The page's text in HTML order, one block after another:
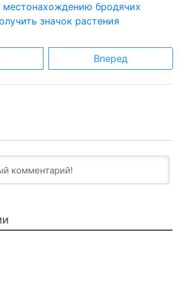
местонахождению бродячих
значок растения
Вперед